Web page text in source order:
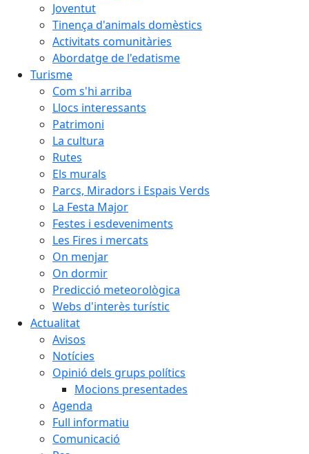
Joventut
Tinença d'animals domèstics
Activitats comunitàries
Abordatge de l'edatisme
Turisme
Com s'hi arriba
Llocs interessants
Patrimoni
La cultura
Rutes
Els murals
Parcs, Miradors i Espais Verds
La Festa Major
Festes i esdeveniments
Les Fires i mercats
On menjar
On dormir
Predicció meteorològica
Webs d'interès turístic
Actualitat
Avisos
Notícies
Opinió dels grups polítics
Mocions presentades
Agenda
Full informatiu
Comunicació